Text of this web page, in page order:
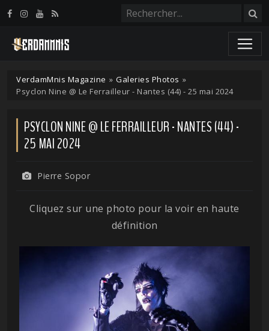
VerdamMnis Magazine » Galeries Photos »
Psyclon Nine @ Le Ferrailleur - Nantes (44) - 25 mai 2024
PSYCLON NINE @ LE FERRAILLEUR - NANTES (44) -
25 MAI 2024
Pierre Sopor
Cliquez sur une photo pour la voir en haute
définition
Panneau de gestion des cookies